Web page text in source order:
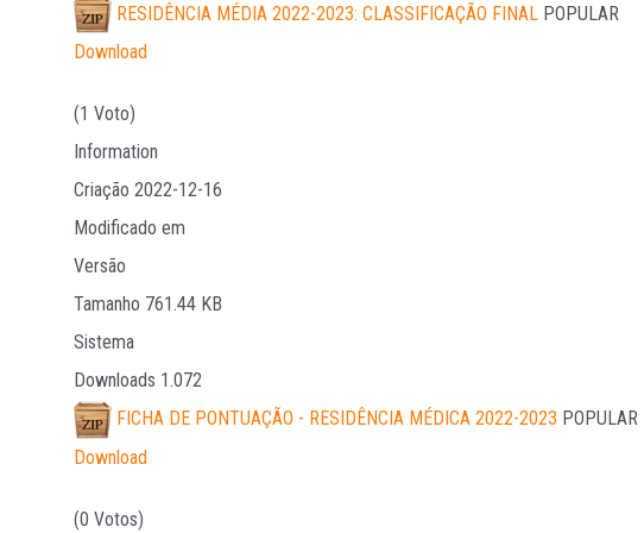
RESIDÊNCIA MÉDIA 2022-2023: CLASSIFICAÇÃO FINAL POPULAR
Download
(1 Voto)
Information
Criação 2022-12-16
Modificado em
Versão
Tamanho 761.44 KB
Sistema
Downloads 1.072
FICHA DE PONTUAÇÃO - RESIDÊNCIA MÉDICA 2022-2023 POPULAR
Download
(0 Votos)